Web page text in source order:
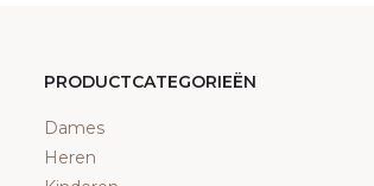
PRODUCTCATEGORIEËN
Dames
Heren